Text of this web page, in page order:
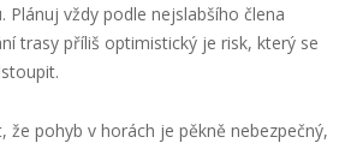
Plánuj vždy podle nejslabšího člena
trasy příliš optimistický je risk, který se
že pohyb v horách je pěkně nebezpečný,